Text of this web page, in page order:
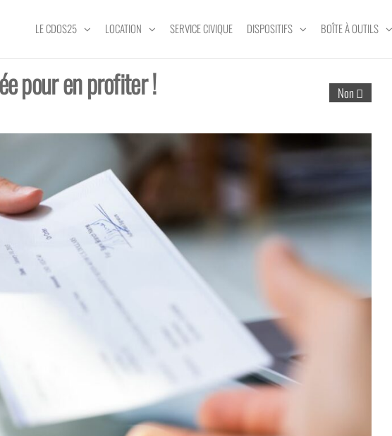
LE CDOS25 LOCATION SERVICE CIVIQUE DISPOSITIFS BOÎTE À OUTILS
Non
pour en profiter !